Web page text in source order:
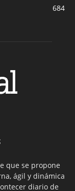
684
que se propone
ágil y dinámica
diario de